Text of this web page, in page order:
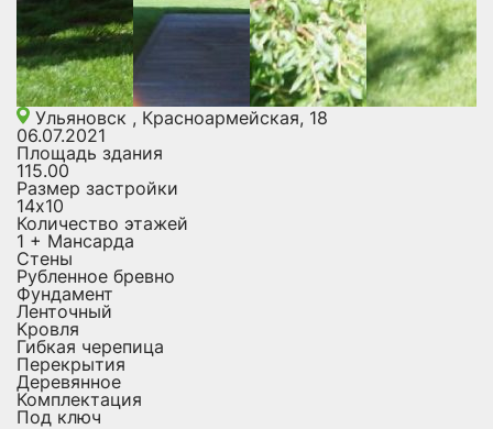
Ульяновск , Красноармейская, 18
06.07.2021
Площадь здания
115.00
Размер застройки
14х10
Количество этажей
1 + Мансарда
Стены
Рубленное бревно
Фундамент
Ленточный
Кровля
Гибкая черепица
Перекрытия
Деревянное
Комплектация
Под ключ